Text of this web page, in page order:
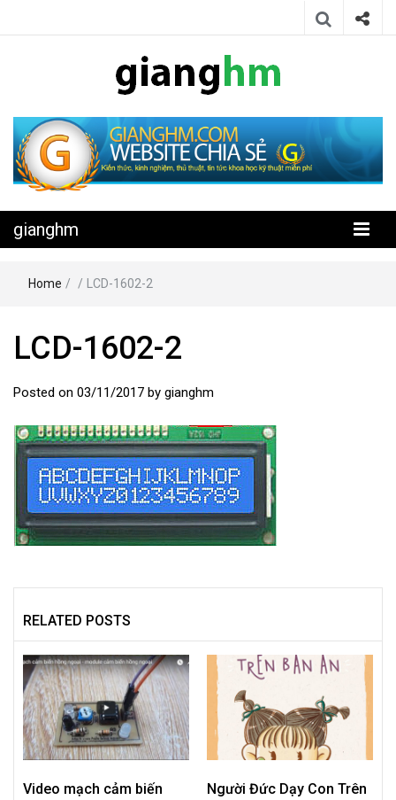
gianghm
kỹ thuật miễn phí
gianghm
Home / / LCD-1602-2
LCD-1602-2
Posted on 03/11/2017 by gianghm
RELATED POSTS
Video mạch cảm biến
Người Đức Dạy Con Trên